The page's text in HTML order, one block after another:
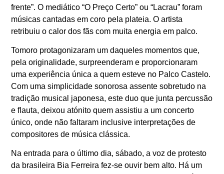
frente”. O mediático “O Preço Certo” ou “Lacrau” foram
músicas cantadas em coro pela plateia. O artista
retribuiu o calor dos fãs com muita energia em palco.
Tomoro protagonizaram um daqueles momentos que,
pela originalidade, surpreenderam e proporcionaram
uma experiência única a quem esteve no Palco Castelo.
Com uma simplicidade sonorosa assente sobretudo na
tradição musical japonesa, este duo que junta percussão
e flauta, deixou atónito quem assistiu a um concerto
único, onde não faltaram inclusive interpretações de
compositores de música clássica.
Na entrada para o último dia, sábado, a voz de protesto
da brasileira Bia Ferreira fez-se ouvir bem alto. Há um